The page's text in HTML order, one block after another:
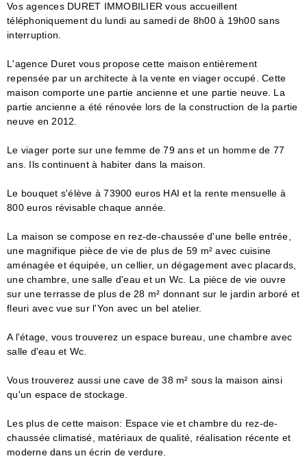
Vos agences DURET IMMOBILIER vous accueillent
téléphoniquement du lundi au samedi de 8h00 à 19h00 sans
interruption.
L'agence Duret vous propose cette maison entièrement
repensée par un architecte à la vente en viager occupé. Cette
maison comporte une partie ancienne et une partie neuve. La
partie ancienne a été rénovée lors de la construction de la partie
neuve en 2012.
Le viager porte sur une femme de 79 ans et un homme de 77
ans. Ils continuent à habiter dans la maison.
Le bouquet s'élève à 73900 euros HAI et la rente mensuelle à
800 euros révisable chaque année.
La maison se compose en rez-de-chaussée d'une belle entrée,
une magnifique pièce de vie de plus de 59 m² avec cuisine
aménagée et équipée, un cellier, un dégagement avec placards,
une chambre, une salle d'eau et un Wc. La pièce de vie ouvre
sur une terrasse de plus de 28 m² donnant sur le jardin arboré et
fleuri avec vue sur l'Yon avec un bel atelier.
A l'étage, vous trouverez un espace bureau, une chambre avec
salle d'eau et Wc.
Vous trouverez aussi une cave de 38 m² sous la maison ainsi
qu'un espace de stockage.
Les plus de cette maison: Espace vie et chambre du rez-de-
chaussée climatisé, matériaux de qualité, réalisation récente et
moderne dans un écrin de verdure.